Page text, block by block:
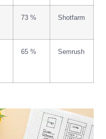
73 % Shotfarm
65 % Semrush